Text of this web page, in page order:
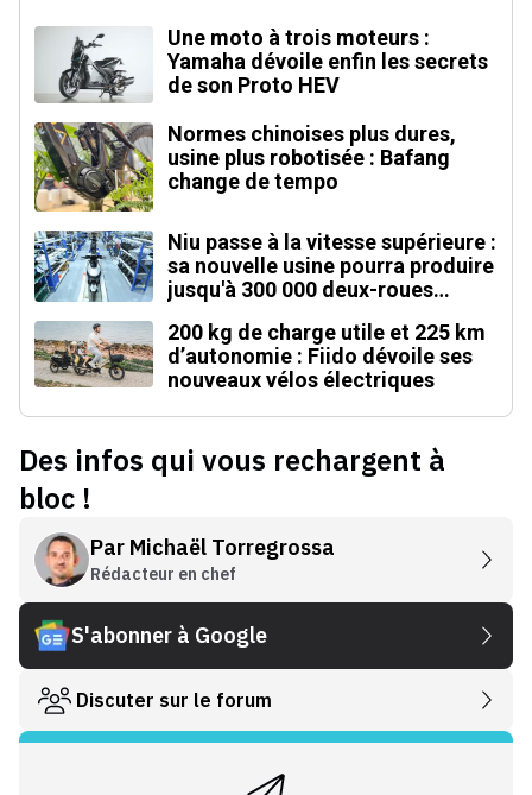
Une moto à trois moteurs :
Yamaha dévoile enfin les secrets
de son Proto HEV
Normes chinoises plus dures,
usine plus robotisée : Bafang
change de tempo
Niu passe à la vitesse supérieure :
sa nouvelle usine pourra produire
jusqu'à 300 000 deux-roues
200 kg de charge utile et 225 km
d’autonomie : Fiido dévoile ses
nouveaux vélos électriques
Des infos qui vous rechargent à
bloc !
Par Michaël Torregrossa
Rédacteur en chef
S'abonner à Google
Discuter sur le forum